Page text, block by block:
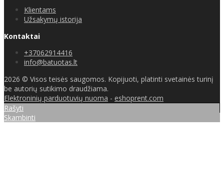
Klientams
Užsakymų istorija
Kontaktai
+37062914416
info@batuotas.lt
2026 © Visos teisės saugomos. Kopijuoti, platinti svetainės turinį
be autorių sutikimo draudžiama.
Elektroninių parduotuvių nuoma - eshoprent.com
Rašyti
Skambinti